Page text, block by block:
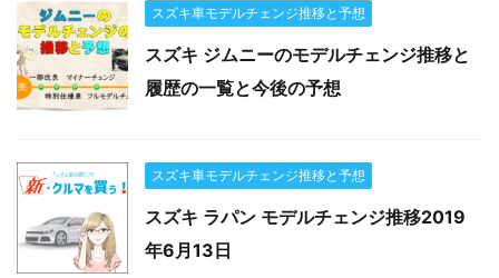
スズキ車モデルチェンジ推移と予想
スズキ ジムニーのモデルチェンジ推移と
履歴の一覧と今後の予想
スズキ車モデルチェンジ推移と予想
スズキ ラパン モデルチェンジ推移2019
年6月13日